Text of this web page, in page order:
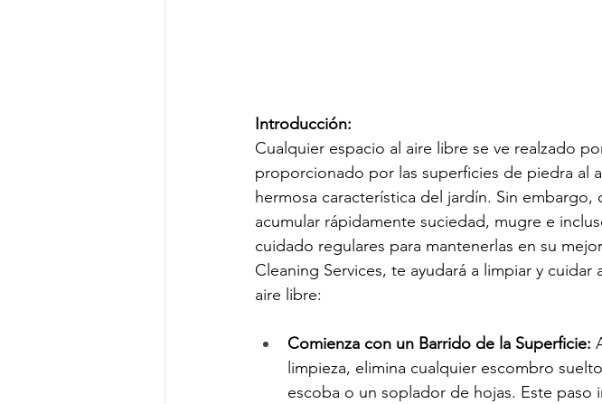
Introducción:
Cualquier espacio al aire libre se ve realzado
proporcionado por las superficies de piedra al
hermosa característica del jardín. Sin
acumular rápidamente suciedad, mugre e
cuidado regulares para mantenerlas en su
Cleaning Services, te ayudará a limpiar y
aire libre:
Comienza con un Barrido de la Superficie:
limpieza, elimina cualquier escombro
escoba o un soplador de hojas. Este paso